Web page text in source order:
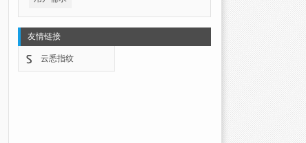
友情链接
云悉指纹